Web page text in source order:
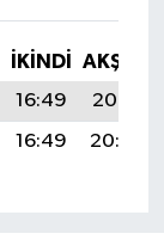
İKINDI
AKŞAM
16:49
20:01
16:49 20:00